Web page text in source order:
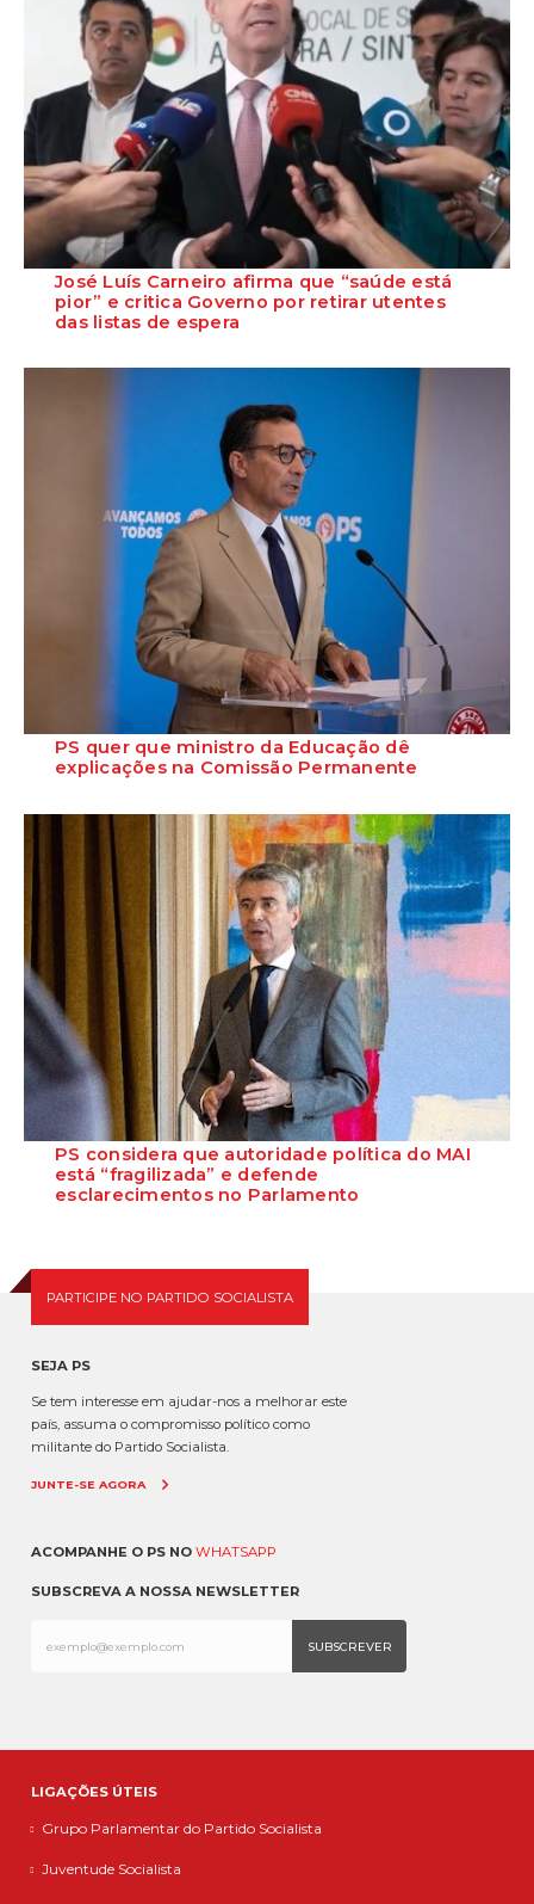
José Luís Carneiro afirma que “saúde está
pior” e critica Governo por retirar utentes
das listas de espera
PS quer que ministro da Educação dê
explicações na Comissão Permanente
requerer a presença do minist...
PS considera que autoridade política do MAI
está “fragilizada” e defende
esclarecimentos no Parlamento
PARTICIPE NO PARTIDO SOCIALISTA
SEJA PS
Se tem interesse em ajudar-nos a melhorar este
país, assuma o compromisso político como
militante do Partido Socialista.
JUNTE-SE AGORA
ACOMPANHE O PS NO WHATSAPP
SUBSCREVA A NOSSA NEWSLETTER
LIGAÇÕES ÚTEIS
Grupo Parlamentar do Partido Socialista
Juventude Socialista